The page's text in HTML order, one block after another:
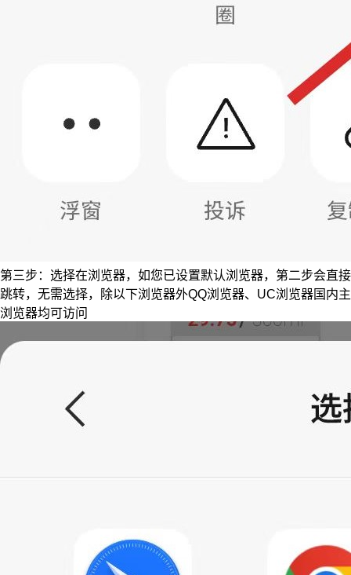
第三步：选择在浏览器，如您已设置默认浏览器，第二步会直接
跳转，无需选择，除以下浏览器外QQ浏览器、UC浏览器国内主
浏览器均可访问